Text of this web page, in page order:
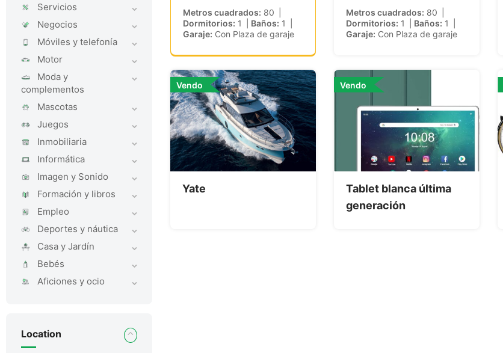
Servicios
Negocios
Móviles y telefoní­a
Motor
Moda y
complementos
Mascotas
Juegos
Inmobiliaria
Informática
Imagen y Sonido
Formación y libros
Empleo
Deportes y náutica
Casa y Jardí­n
Bebés
Aficiones y ocio
Location
Metros cuadrados 80
Dormitorios 1 Baños 1
Garaje Con Plaza de garaje
Metros cuadrados 80
Dormitorios 1 Baños 1
Garaje Con Plaza de garaje
Vendo
Yate
Vendo
Tablet blanca última
generación